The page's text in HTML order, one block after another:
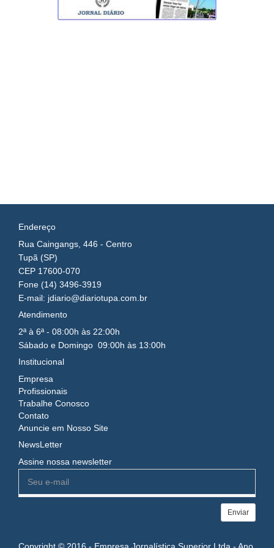
Endereço
Rua Caingangs, 446 - Centro
Tupã (SP)
CEP 17600-070
Fone (14) 3496-3919
E-mail: jdiario@diariotupa.com.br
Atendimento
2ª à 6ª - 08:00h às 22:00h
Sábado e Domingo 09:00h às 13:00h
Institucional
Empresa
Profissionais
Trabalhe Conosco
Contato
Anuncie em Nosso Site
NewsLetter
Assine nossa newsletter
Enviar